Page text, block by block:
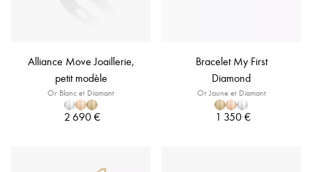
Alliance Move Joaillerie,
petit modèle
Or Blanc et Diamant
2 690 €
Bracelet My First
Diamond
Or Jaune et Diamant
1 350 €